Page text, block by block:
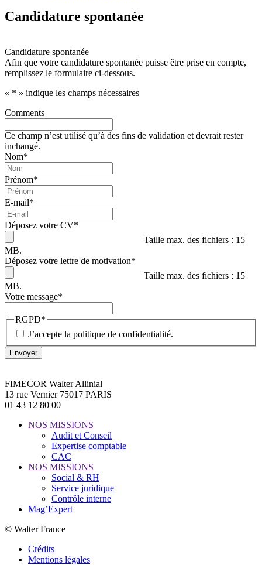
Candidature spontanée
Candidature spontanée
Afin que votre candidature spontanée puisse être prise en compte,
remplissez le formulaire ci-dessous.
« * » indique les champs nécessaires
Comments
Ce champ n’est utilisé qu’à des fins de validation et devrait rester
inchangé.
Nom*
Prénom*
E-mail*
Déposez votre CV*
Taille max. des fichiers : 15
MB.
Déposez votre lettre de motivation*
Taille max. des fichiers : 15
MB.
Votre message*
RGPD*
J’accepte la politique de confidentialité.
Envoyer
FIMECOR Walter Allinial
13 rue Vernier 75017 PARIS
01 43 12 80 00
NOS MISSIONS
Audit et Conseil
Expertise comptable
CAC
NOS MISSIONS
Social & RH
Service juridique
Contrôle interne
Mag’Expert
© Walter France
Crédits
Mentions légales